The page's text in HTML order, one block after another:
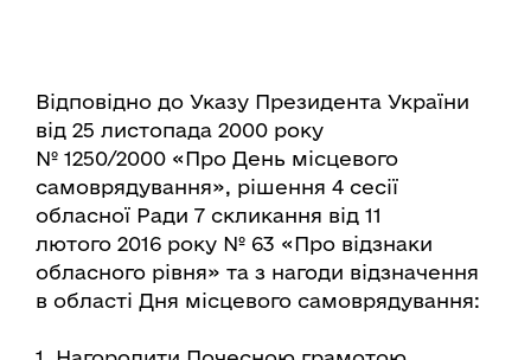
Відповідно до Указу Президента України
від 25 листопада 2000 року
№ 1250/2000 «Про День місцевого
самоврядування», рішення 4 сесії
обласної Ради 7 скликання від 11
лютого 2016 року № 63 «Про відзнаки
обласного рівня» та з нагоди відзначення
в області Дня місцевого самоврядування: